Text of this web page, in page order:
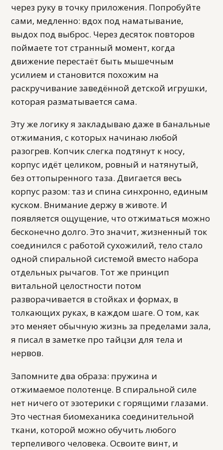
через руку в точку приложения. Попробуйте
сами, медленно: вдох под наматывание,
выдох под выброс. Через десяток повторов
поймаете тот странный момент, когда
движение перестаёт быть мышечным
усилием и становится похожим на
раскручивание заведённой детской игрушки,
которая разматывается сама.
Эту же логику я закладываю даже в банальные
отжимания, с которых начинаю любой
разогрев. Копчик слегка подтянут к носу,
корпус идёт целиком, ровный и натянутый,
без оттопыренного таза. Двигается весь
корпус разом: таз и спина синхронно, единым
куском. Внимание держу в животе. И
появляется ощущение, что отжиматься можно
бесконечно долго. Это значит, жизненный ток
соединился с работой сухожилий, тело стало
одной спиральной системой вместо набора
отдельных рычагов. Тот же принцип
витальной целостности потом
разворачивается в стойках и формах, в
толкающих руках, в каждом шаге. О том, как
это меняет обычную жизнь за пределами зала,
я писал в заметке про тайцзи для тела и
нервов.
Запомните два образа: пружина и
отжимаемое полотенце. В спиральной силе
нет ничего от эзотерики с горящими глазами.
Это честная биомеханика соединительной
ткани, которой можно обучить любого
терпеливого человека. Освоите винт, и